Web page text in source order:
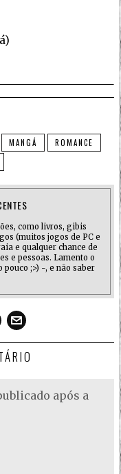
MANGÁ
ROMANCE
como livros, gibis
(muitos jogos de PC e
e qualquer chance de
e pessoas. Lamento o
;>) -, e não saber